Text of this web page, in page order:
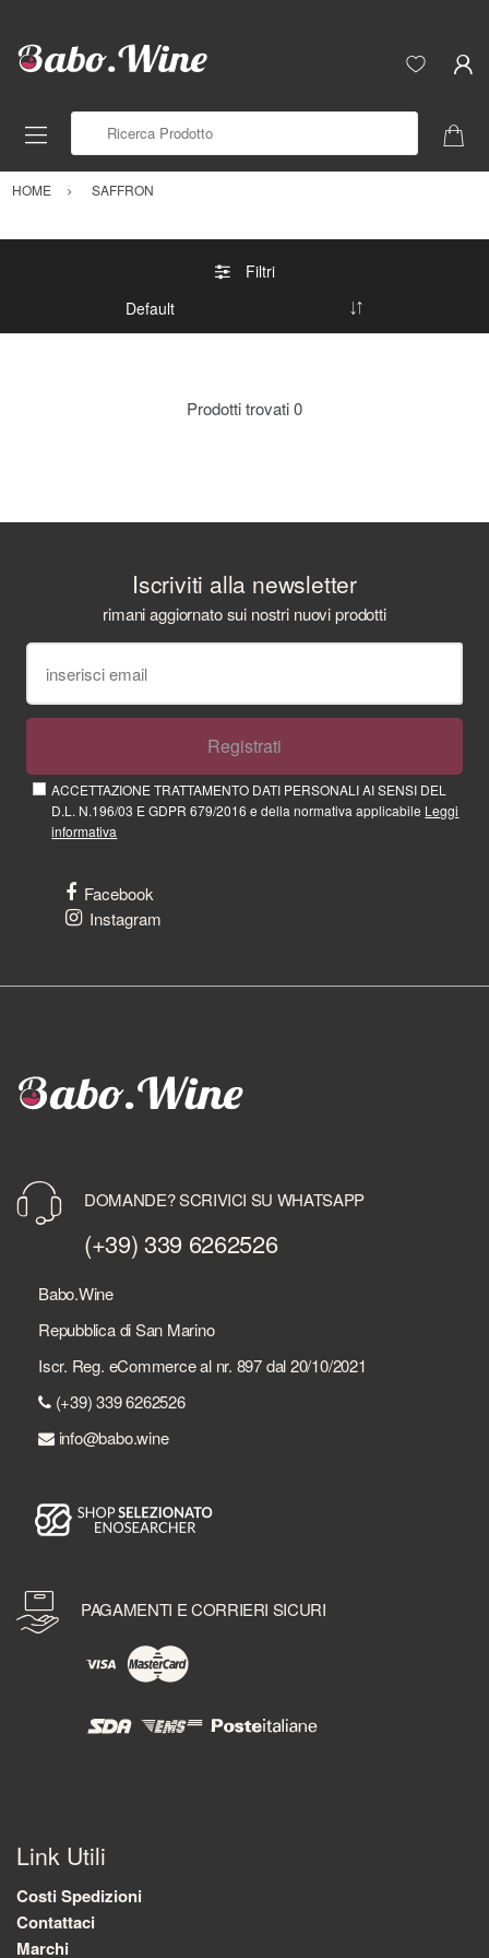
HOME SAFFRON
Filtri
Prodotti trovati0
Iscriviti alla newsletter
rimani aggiornato sui nostri nuovi prodotti
Registrati
ACCETTAZIONE TRATTAMENTO DATI PERSONALI AI SENSI DEL
D.L. N.196/03 E GDPR 679/2016 e della normativa applicabile Leggi
informativa
Facebook
Instagram
DOMANDE? SCRIVICI SU WHATSAPP
(+39) 339 6262526
Babo.Wine
Repubblica di San Marino
Iscr. Reg. eCommerce al nr. 897 dal 20/10/2021
(+39) 339 6262526
info@babo.wine
PAGAMENTI E CORRIERI SICURI
Link Utili
Costi Spedizioni
Contattaci
Marchi